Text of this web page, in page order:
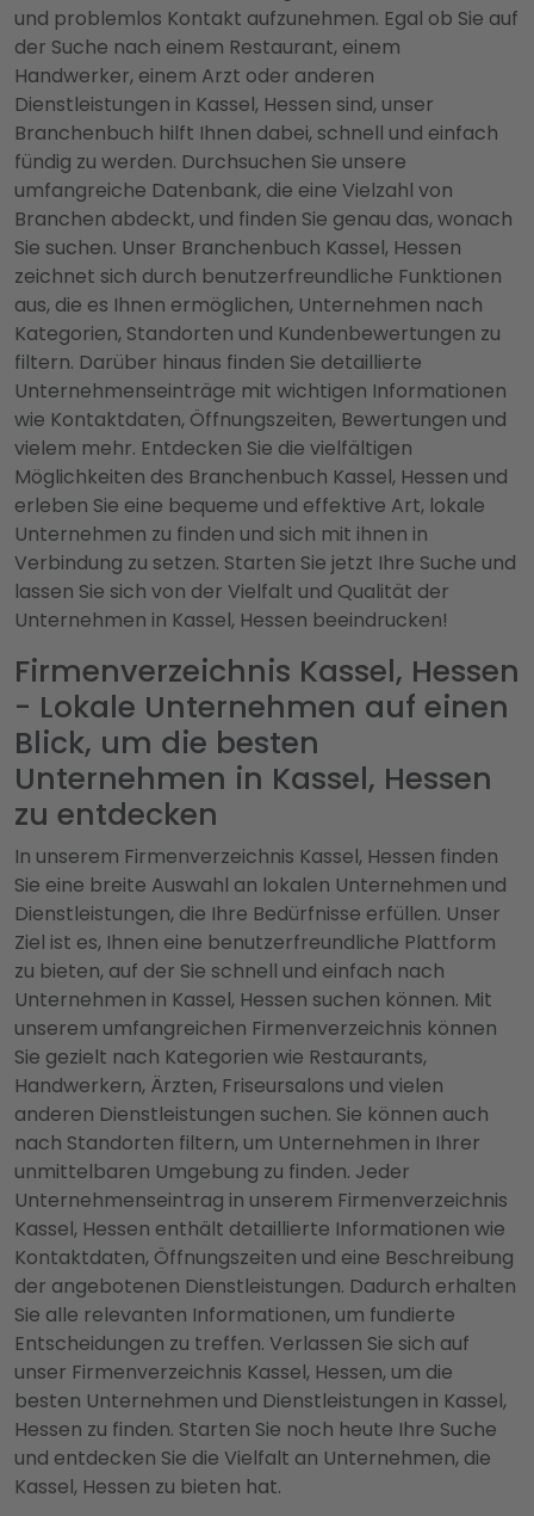
und problemlos Kontakt aufzunehmen. Egal ob Sie auf
der Suche nach einem Restaurant, einem
Handwerker, einem Arzt oder anderen
Dienstleistungen in Kassel, Hessen sind, unser
Branchenbuch hilft Ihnen dabei, schnell und einfach
fündig zu werden. Durchsuchen Sie unsere
umfangreiche Datenbank, die eine Vielzahl von
Branchen abdeckt, und finden Sie genau das, wonach
Sie suchen. Unser Branchenbuch Kassel, Hessen
zeichnet sich durch benutzerfreundliche Funktionen
aus, die es Ihnen ermöglichen, Unternehmen nach
Kategorien, Standorten und Kundenbewertungen zu
filtern. Darüber hinaus finden Sie detaillierte
Unternehmenseinträge mit wichtigen Informationen
wie Kontaktdaten, Öffnungszeiten, Bewertungen und
vielem mehr. Entdecken Sie die vielfältigen
Möglichkeiten des Branchenbuch Kassel, Hessen und
erleben Sie eine bequeme und effektive Art, lokale
Unternehmen zu finden und sich mit ihnen in
Verbindung zu setzen. Starten Sie jetzt Ihre Suche und
lassen Sie sich von der Vielfalt und Qualität der
Unternehmen in Kassel, Hessen beeindrucken!
Firmenverzeichnis Kassel, Hessen
- Lokale Unternehmen auf einen
Blick, um die besten
Unternehmen in Kassel, Hessen
zu entdecken
In unserem Firmenverzeichnis Kassel, Hessen finden
Sie eine breite Auswahl an lokalen Unternehmen und
Dienstleistungen, die Ihre Bedürfnisse erfüllen. Unser
Ziel ist es, Ihnen eine benutzerfreundliche Plattform
zu bieten, auf der Sie schnell und einfach nach
Unternehmen in Kassel, Hessen suchen können. Mit
unserem umfangreichen Firmenverzeichnis können
Sie gezielt nach Kategorien wie Restaurants,
Handwerkern, Ärzten, Friseursalons und vielen
anderen Dienstleistungen suchen. Sie können auch
nach Standorten filtern, um Unternehmen in Ihrer
unmittelbaren Umgebung zu finden. Jeder
Unternehmenseintrag in unserem Firmenverzeichnis
Kassel, Hessen enthält detaillierte Informationen wie
Kontaktdaten, Öffnungszeiten und eine Beschreibung
der angebotenen Dienstleistungen. Dadurch erhalten
Sie alle relevanten Informationen, um fundierte
Entscheidungen zu treffen. Verlassen Sie sich auf
unser Firmenverzeichnis Kassel, Hessen, um die
besten Unternehmen und Dienstleistungen in Kassel,
Hessen zu finden. Starten Sie noch heute Ihre Suche
und entdecken Sie die Vielfalt an Unternehmen, die
Kassel, Hessen zu bieten hat.